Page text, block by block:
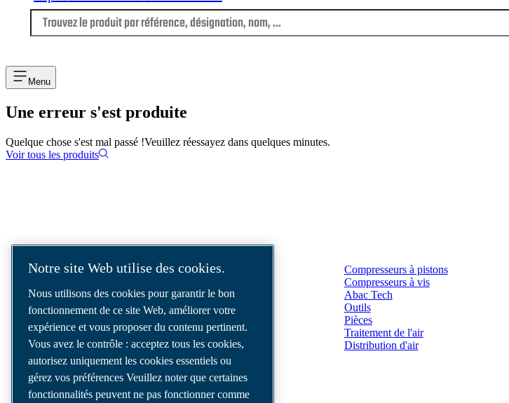
Menu
Une erreur s'est produite
Quelque chose s'est mal passé !Veuillez réessayez dans quelques minutes.
Voir tous les produits
Nous sommes un leader des solutions d’air
comprimé, offrant les meilleurs
compresseurs, outils et systèmes de
distribution d’air pour répondre à vos besoins
les plus exigeants.
Compresseurs à pistons
Compresseurs à vis
Abac Tech
Outils
Pièces
Traitement de l'air
Distribution d'air
Notre site Web utilise des cookies.
Nous utilisons des cookies pour garantir le bon
fonctionnement de ce site Web, améliorer votre
expérience et vous proposer du contenu pertinent.
Vous avez le contrôle : acceptez tous les cookies,
autorisez uniquement les cookies essentiels ou
gérez vos préférences Veuillez noter que certaines
fonctionnalités peuvent ne pas fonctionner comme